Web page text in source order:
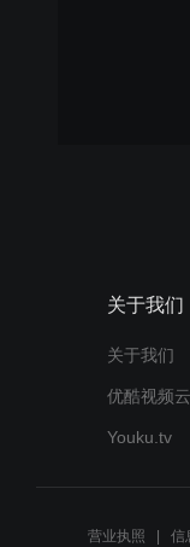
关于我们
关于我们
优酷视频云
Youku.tv
营业执照 信